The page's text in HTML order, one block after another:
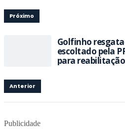
Próximo
Golfinho
escoltado pela
para reabilitação
Anterior
Publicidade